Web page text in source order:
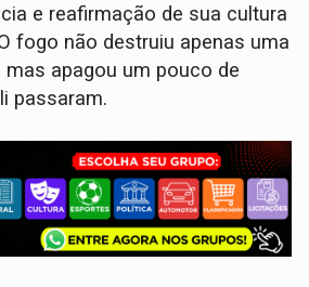
e reafirmação de sua cultura
fogo não destruiu apenas uma
mas apagou um pouco de
passaram.